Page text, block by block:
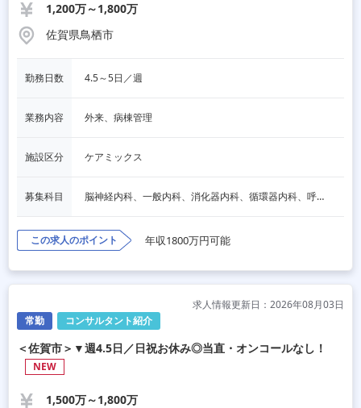
1,200万～1,800万
佐賀県鳥栖市
勤務日数 4.5～5日／週
業務内容 外来、病棟管理
施設区分 ケアミックス
募集科目 脳神経内科、一般内科、消化器内科、循環器内科、呼吸器内科、血液内科、内分泌内科、老人内科、一般外科、消化器外科、その他
この求人のポイント 年収1800万円可能
常勤 コンサルタント紹介
求人情報更新日：2026年08月03日
＜佐賀市＞▼週4.5日／日祝お休み◎当直・オンコールなし！
NEW
1,500万～1,800万